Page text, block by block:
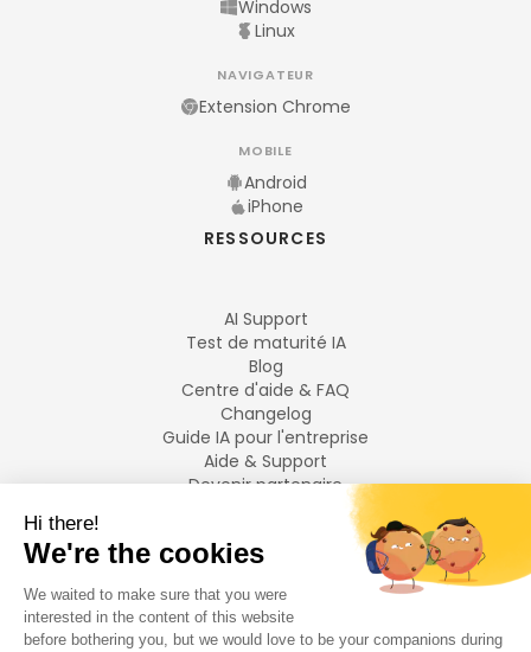
Windows
Linux
NAVIGATEUR
Extension Chrome
MOBILE
Android
iPhone
RESSOURCES
AI Support
Test de maturité IA
Blog
Centre d'aide & FAQ
Changelog
Guide IA pour l'entreprise
Aide & Support
Devenir partenaire
LANGUES
Français
English